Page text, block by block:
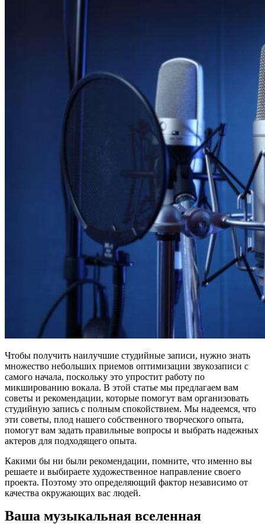
Чтобы получить наилучшие студийные записи, нужно знать
множество небольших приемов оптимизации звукозаписи с
самого начала, поскольку это упростит работу по
микшированию вокала. В этой статье мы предлагаем вам
советы и рекомендации, которые помогут вам организовать
студийную запись с полным спокойствием. Мы надеемся, что
эти советы, плод нашего собственного творческого опыта,
помогут вам задать правильные вопросы и выбрать надежных
актеров для подходящего опыта.
Какими бы ни были рекомендации, помните, что именно вы
решаете и выбираете художественное направление своего
проекта. Поэтому это определяющий фактор независимо от
качества окружающих вас людей.
Ваша музыкальная вселенная